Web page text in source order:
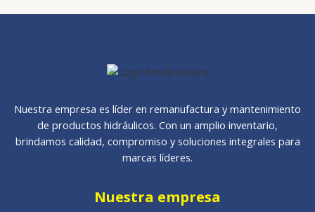
Nuestra empresa es líder en remanufactura y mantenimiento
de productos hidráulicos. Con un amplio inventario,
brindamos calidad, compromiso y soluciones integrales para
marcas líderes.
Nuestra empresa